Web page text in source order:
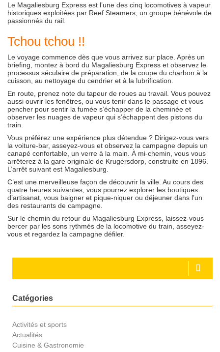
Le Magaliesburg Express est l’une des cinq locomotives à vapeur
historiques exploitées par Reef Steamers, un groupe bénévole de
passionnés du rail.
Tchou tchou !!
Le voyage commence dès que vous arrivez sur place. Après un
briefing, montez à bord du Magaliesburg Express et observez le
processus séculaire de préparation, de la coupe du charbon à la
cuisson, au nettoyage du cendrier et à la lubrification.
En route, prenez note du tapeur de roues au travail. Vous pouvez
aussi ouvrir les fenêtres, ou vous tenir dans le passage et vous
pencher pour sentir la fumée s’échapper de la cheminée et
observer les nuages de vapeur qui s’échappent des pistons du
train.
Vous préférez une expérience plus détendue ? Dirigez-vous vers
la voiture-bar, asseyez-vous et observez la campagne depuis un
canapé confortable, un verre à la main. À mi-chemin, vous vous
arrêterez à la gare originale de Krugersdorp, construite en 1896.
L’arrêt suivant est Magaliesburg.
C’est une merveilleuse façon de découvrir la ville. Au cours des
quatre heures suivantes, vous pourrez explorer les boutiques
d’artisanat, vous baigner et pique-niquer ou déjeuner dans l’un
des restaurants de campagne.
Sur le chemin du retour du Magaliesburg Express, laissez-vous
bercer par les sons rythmés de la locomotive du train, asseyez-
vous et regardez la campagne défiler.
Catégories
Activités et sports
Actualités
Cuisine & Gastronomie